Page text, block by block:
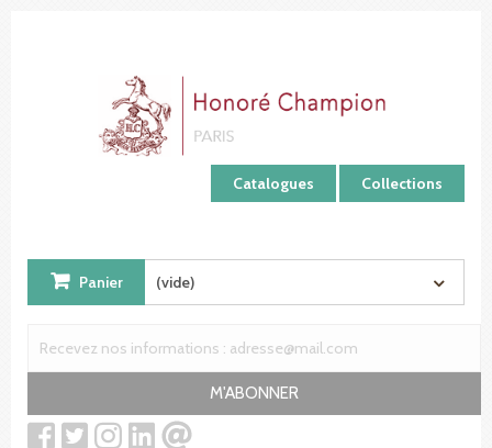
Catalogues Collections
Panier (vide)
M'ABONNER